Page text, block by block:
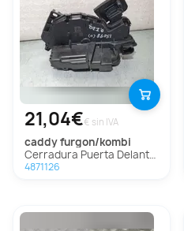
21,04€€ sin IVA
caddy furgon/kombi
Cerradura Puerta Delantera Izquierda Para Volkswagen Caddy Furgón/Kombi
4871126